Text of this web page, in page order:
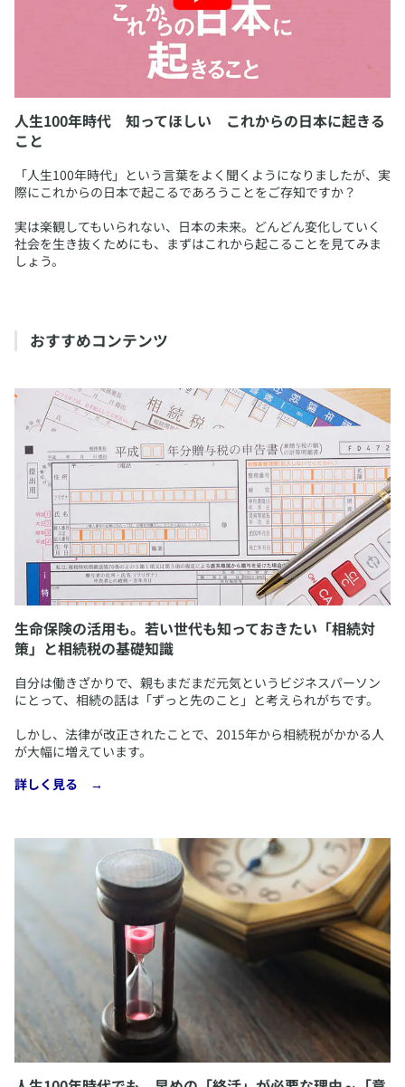
人生100年時代 知ってほしい これからの日本に起きる
こと
​「人生100年時代」という言葉をよく聞くようになりましたが、実
際にこれからの日本で起こるであろうことをご存知ですか？
実は楽観してもいられない、日本の未来。どんどん変化していく
社会を生き抜くためにも、まずはこれから起こることを見てみま
しょう。
​おすすめコンテンツ
生命保険の活用も。若い世代も知っておきたい「相続対
策」と相続税の基礎知識
​自分は働きざかりで、親もまだまだ元気というビジネスパーソン
にとって、相続の話は「ずっと先のこと」と考えられがちです。
しかし、法律が改正されたことで、2015年から相続税がかかる人
が大幅に増えています。
​詳しく見る →